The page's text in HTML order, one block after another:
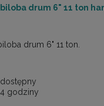
drum 6" 11 ton
drum 6" 11 ton.
dostępny
godziny